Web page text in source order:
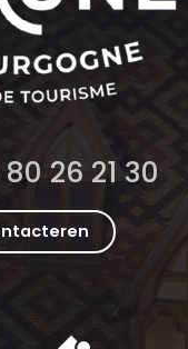
26 21 30